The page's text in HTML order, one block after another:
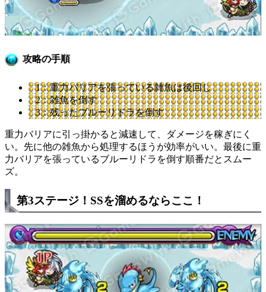
攻略の手順
1：重力バリアを張っている雑魚は後回し
2：雑魚を倒す
3：残ったブルーリドラを倒す
重力バリアに引っ掛かると減速して、ダメージを稼ぎにく
い。先に他の雑魚から処理するほうが効率がいい。最後に重
力バリアを張っているブルーリドラを倒す順番だとスムー
ズ。
第3ステージ！SSを溜めるならここ！